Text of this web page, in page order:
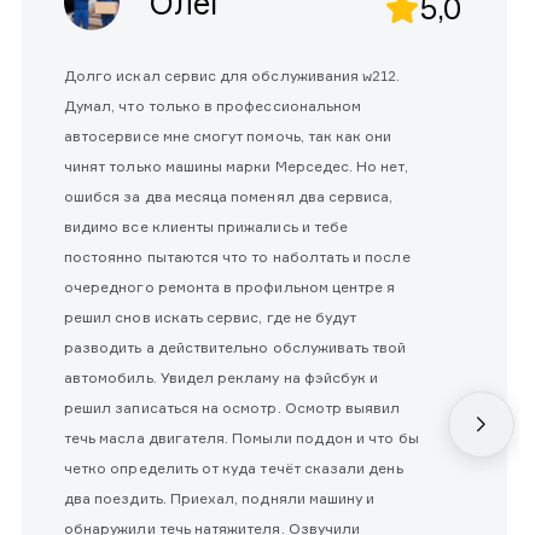
5,0
Долго искал сервис для обслуживания w212.
Думал, что только в профессиональном
автосервисе мне смогут помочь, так как они
чинят только машины марки Мерседес. Но нет,
ошибся за два месяца поменял два сервиса,
видимо все клиенты прижались и тебе
постоянно пытаются что то наболтать и после
очередного ремонта в профильном центре я
решил снов искать сервис, где не будут
разводить а действительно обслуживать твой
автомобиль. Увидел рекламу на фэйсбук и
решил записаться на осмотр. Осмотр выявил
течь масла двигателя. Помыли поддон и что бы
четко определить от куда течёт сказали день
два поездить. Приехал, подняли машину и
обнаружили течь натяжителя. Озвучили